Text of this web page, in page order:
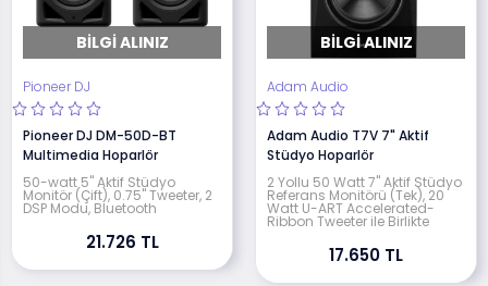
BILGI ALINIZ
Pioneer DJ
Pioneer DJ DM-50D-BT
Multimedia Hoparlör
50-watt 5" Aktif Stüdyo
Monitör (Çift), 0.75" Tweeter, 2
DSP Modu, Bluetooth
21.726 TL
BILGI ALINIZ
Adam Audio
Adam Audio T7V 7" Aktif
Stüdyo Hoparlör
2 Yollu 50 Watt 7" Aktif Stüdyo
Referans Monitörü (Tek), 20
Watt U-ART Accelerated-
Ribbon Tweeter ile Birlikte
17.650 TL